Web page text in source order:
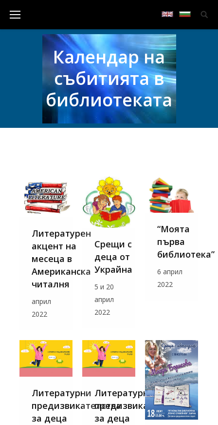
Календар на
събитията в
библиотеката
Литературен
акцент на
месеца в
Американска
читалня
април
2022
Срещи с
деца от
Украйна
5 и 20
април
2022
“Моята
първа
библиотека”
6 април
2022
Литературни
предизвикателства
за деца
Литературни
предизвикателства
за деца